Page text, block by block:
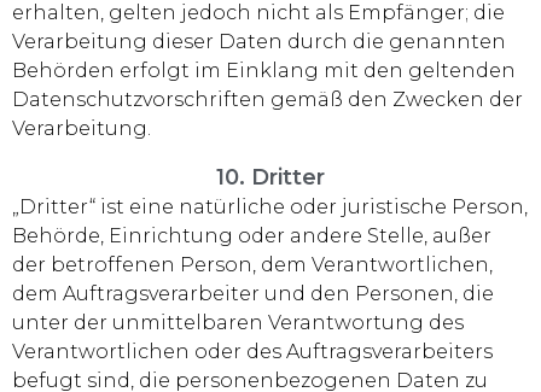
erhalten, gelten jedoch nicht als Empfänger; die
Verarbeitung dieser Daten durch die genannten
Behörden erfolgt im Einklang mit den geltenden
Datenschutzvorschriften gemäß den Zwecken der
Verarbeitung.
10. Dritter
„Dritter“ ist eine natürliche oder juristische Person,
Behörde, Einrichtung oder andere Stelle, außer
der betroffenen Person, dem Verantwortlichen,
dem Auftragsverarbeiter und den Personen, die
unter der unmittelbaren Verantwortung des
Verantwortlichen oder des Auftragsverarbeiters
befugt sind, die personenbezogenen Daten zu